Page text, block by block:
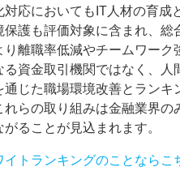
対応においてもIT人材の育
保護も評価対象に含まれ、
り離職率低減やチームワーク
る資金取引機関ではなく、
通じた職場環境改善とラン
れらの取り組みは金融業界
ることが見込まれます。
イトランキングのことならこ